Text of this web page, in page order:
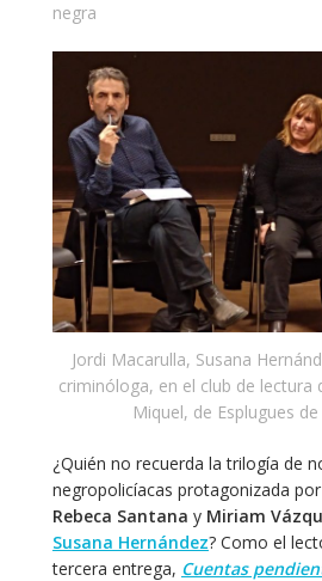
negra
Jordi Macarulla, Susana
criminóloga, en el club de lectura
Miquel, de Esplugues
¿Quién no recuerda la trilogía de
negropolicíacas protagonizada
Rebeca Santana y Miriam
Susana Hernández? Como el
tercera entrega, Cuentas